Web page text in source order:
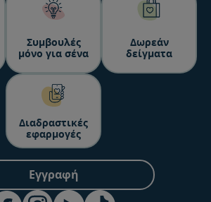
Συμβουλές
μόνο για σένα
Δωρεάν
δείγματα
Διαδραστικές
εφαρμογές
Εγγραφή